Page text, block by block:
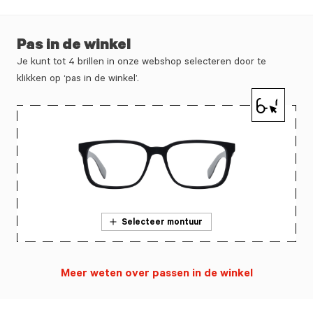
Pas in de winkel
Je kunt tot 4 brillen in onze webshop selecteren door te
klikken op ‘pas in de winkel’.
Selecteer montuur
Meer weten over passen in de winkel